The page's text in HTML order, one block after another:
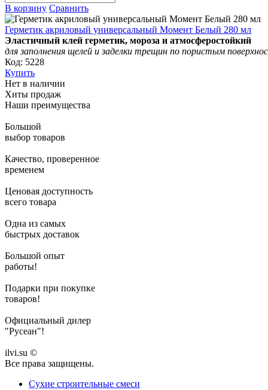
В корзину Сравнить
Герметик акриловый универсальный Момент Белый 280 мл
Эластичный клей герметик, мороза и атмосферостойкий
для заполнения щелей и заделки трещин по пористым
Код: 5228
Купить
Нет в наличии
Хиты продаж
Наши преимущества
Большой
выбор товаров
Качество, проверенное
временем
Ценовая доступность
всего товара
Одна из самых
быстрых доставок
Большой опыт
работы!
Подарки при покупке
товаров!
Официальный дилер
"Русеан"!
ilvi.su ©
Все права защищены.
Сухие строительные смеси